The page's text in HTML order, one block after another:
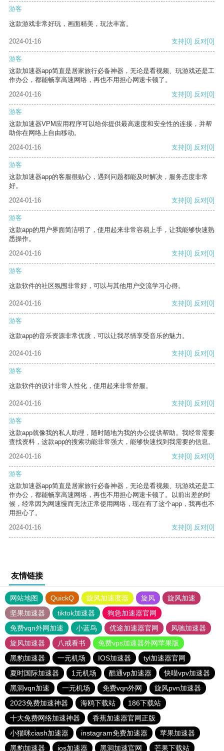
游客
这款游戏非常好玩，画面精美，玩法丰富。
2024-01-16 支持[0] 反对[0]
游客
这款加速器app简直是居家旅行必备神器，无论是看视频、玩游戏还是工
作办公，都能畅享高速网络，再也不用担心网速卡顿了。
2024-01-16
支持[0] 反对[0]
游客
这款加速器VPM应用程序可以给你提供最高速度和安全性的连接，并帮
助你在网络上自由移动。
2024-01-16
支持[0] 反对[0]
游客
这款加速器app的客服很贴心，遇到问题都能及时解决，服务态度非常
好。
2024-01-16
支持[0] 反对[0]
游客
这款app的用户界面简洁明了，使用起来非常容易上手，让我能够快速熟
悉操作。
2024-01-16
支持[0] 反对[0]
游客
这款软件的社区氛围非常好，可以与其他用户交流学习心得。
2024-01-16 支持[0] 反对[0]
游客
这款app的音乐资源非常优质，可以让我尽情享受音乐的魅力。
2024-01-16 支持[0] 反对[0]
游客
这款软件的设计非常人性化，使用起来非常舒服。
2024-01-16 支持[0] 反对[0]
游客
这款app就像我的私人助理，随时随地为我的办公提供帮助。我经常需要
查找资料，这款app的搜索功能非常强大，能够快速找到我需要的信息。
2024-01-16
支持[0] 反对[0]
游客
这款加速器app简直是居家旅行必备神器，无论是看视频、玩游戏还是工
作办公，都能畅享高速网络，再也不用担心网速卡顿了。以前出差的时
候，经常因为网速慢而无法正常使用网络，现在有了这个app，我再也不
用担心了。
2024-01-16
支持[0] 反对[0]
友情链接
网站地图 QuickQ 旋风加速度器 旋风
旋风加速
坚果加速器
tiktok加速器
狗急加速器官网
免费vqn外网加速
小蓝鸟 优途加速器官网
风驰加速器
旋风加速器
八戒看书
免费vps加速器外网苹果版
黑豹加速器
一元机场 IOS加速器
tyl加速器官网
夏时国际加速器
1元机场 酷通vp加速器
快喵vpv加速器
黑洞vqn加速
一元机场 免费vqn外网
旋风pvn加速器
2023免费加速神器
海鸥下载站
186下载站
十大免费网络加速神器
香蕉加速器官网正版
小猫咪ciash加速器
instagram免费加速器
苹果加速器
黑豹加速器
ios加速器 黑洞加速官网 芒果下载站